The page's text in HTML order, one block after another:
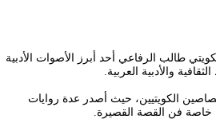
طالب الرفاعي أحد أبرز الأصوات الأدبية
والأدبية العربية.
الروائيين والقصاصين الكويتيين، حيث أصدر عدة روايات
خاصة فن القصة القصيرة.